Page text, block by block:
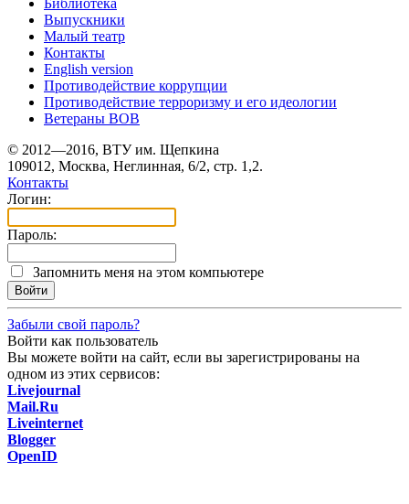
Выпускники
Малый театр
Контакты
English version
Противодействие коррупции
Противодействие терроризму и его идеологии
Ветераны ВОВ
© 2012—2016, ВТУ им. Щепкина
109012, Москва, Неглинная, 6/2, стр. 1,2.
Контакты
Логин:
Пароль:
Запомнить меня на этом компьютере
Забыли свой пароль?
Войти как пользователь
Вы можете войти на сайт, если вы зарегистрированы на
одном из этих сервисов:
Livejournal
Mail.Ru
Liveinternet
Blogger
OpenID